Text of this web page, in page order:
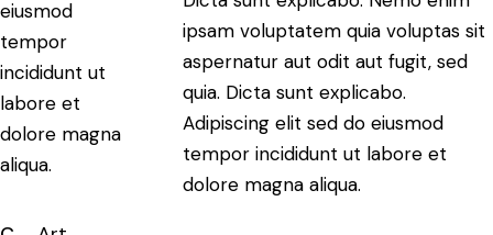
eiusmod
tempor
incididunt ut
labore et
dolore magna
aliqua.
ipsam voluptatem quia voluptas sit
aspernatur aut odit aut fugit, sed
quia. Dicta sunt explicabo.
Adipiscing elit sed do eiusmod
tempor incididunt ut labore et
dolore magna aliqua.